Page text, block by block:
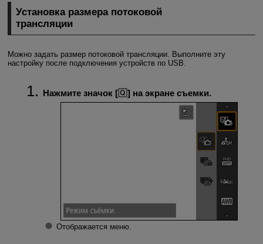
Установка размера потоковой
трансляции
Можно задать размер потоковой трансляции. Выполните эту
настройку после подключения устройств по USB.
Нажмите значок [ ] на экране съемки.
Отображается меню.